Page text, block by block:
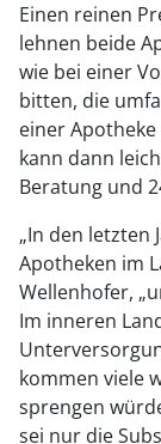
Einen reinen
lehnen beide
wie bei einer
bitten, die
einer
kann dann
Beratung und
„In den letzten
Apotheken im
Wellenhofer,
Im inneren
kommen viele
sprengen
sei nur die